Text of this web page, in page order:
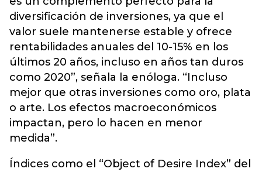
diversificación de inversiones, ya que el
valor suele mantenerse estable y ofrece
rentabilidades anuales del 10-15% en los
últimos 20 años, incluso en años tan duros
como 2020”, señala la enóloga. “Incluso
mejor que otras inversiones como oro, plata
o arte. Los efectos macroeconómicos
impactan, pero lo hacen en menor
medida”.
Índices como el “Object of Desire Index” del